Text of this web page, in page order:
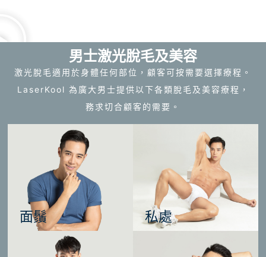
男士激光脫毛及美容
激光脫毛適用於身體任何部位，顧客可按需要選擇療程。
LaserKool 為廣大男士提供以下各類脫毛及美容療程，
務求切合顧客的需要。
面鬚 私處